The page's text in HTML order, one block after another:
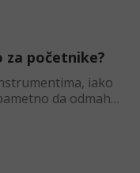
za početnike?
iako
da odmah